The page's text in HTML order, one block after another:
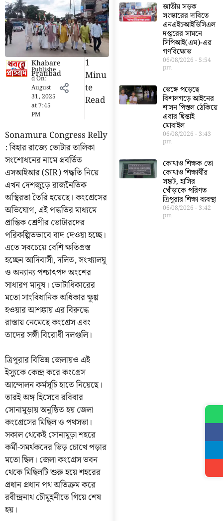
Khabare
Pratibad
Publishe
d On:
August
31, 2025
at7:45
PM
1
Minu
Te
Read
Sonamura Congress Relly
: বিহার রাজ্যে ভোটার তালিকা
সংশোধনের নামে প্রবর্তিত
এসআইআর (SIR) পদ্ধতি নিয়ে
এখন দেশজুড়ে রাজনৈতিক
অস্থিরতা তৈরি হয়েছে। কংগ্রেসের
অভিযোগ, এই পদ্ধতির মাধ্যমে
প্রান্তিক শ্রেণীর ভোটারদের
পরিকল্পিতভাবে বাদ দেওয়া হচ্ছে।
এতে সবচেয়ে বেশি ক্ষতিগ্রস্ত
হচ্ছেন আদিবাসী, দলিত, সংখ্যালঘু
ও অন্যান্য পশ্চাৎপদ অংশের
সাধারণ মানুষ। ভোটাধিকারের
মতো সাংবিধানিক অধিকার ক্ষুণ্ণ
হওয়ার আশঙ্কায় এর বিরুদ্ধে
রাস্তায় নেমেছে কংগ্রেস এবং
তাদের সঙ্গী বিরোধী দলগুলি।
ত্রিপুরার বিভিন্ন জেলায়ও এই
ইস্যুকে কেন্দ্র করে কংগ্রেস
আন্দোলন কর্মসূচি হাতে নিয়েছে।
তারই অঙ্গ হিসেবে রবিবার
সোনামুড়ায় অনুষ্ঠিত হয় জেলা
কংগ্রেসের মিছিল ও পথসভা।
সকাল থেকেই সোনামুড়া শহরে
কর্মী-সমর্থকদের ভিড় চোখে পড়ার
মতো ছিল। জেলা কংগ্রেস ভবন
থেকে মিছিলটি শুরু হয়ে শহরের
প্রধান প্রধান পথ অতিক্রম করে
রবীন্দ্রনাথ চৌমুহনীতে গিয়ে শেষ
হয়।
জাতীয় সড়ক
সংস্কারের দাবিতে
এনএইচআইডিসিএল
দপ্তরের সামনে
সিপিআই(এম)-এর
গণবিক্ষোভ
06/08/2026 5:54
pm
ভেঙ্গে পড়েছে
বিশালগড়ে আইনের
শাসন পিস্তল ঠেকিয়ে
এবার ছিন্তাই
মোবাইল
06/08/2026 3:43
pm
কোথাও শিক্ষক তো
কোথাও শিক্ষার্থীর
সঙ্কট, হাসির
খোঁড়াকে পরিণত
ত্রিপুরার শিক্ষা ব্যবস্থা
06/08/2026 3:42
pm